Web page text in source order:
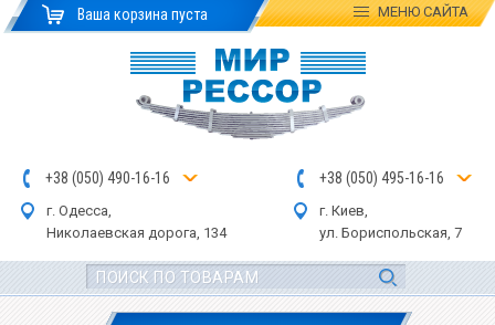
Ваша корзина пуста МЕНЮСАЙТА
+38 (050) 490-16-16
г. Одесса,
Николаевская дорога, 134
+38 (050) 495-16-16
г. Киев,
ул. Бориспольская, 7